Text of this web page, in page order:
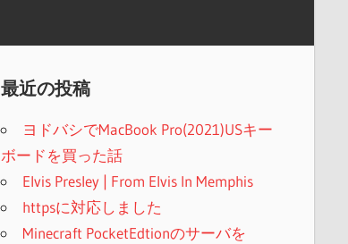
最近の投稿
ヨドバシでMacBook Pro(2021)USキー
ボードを買った話
Elvis Presley | From Elvis In Memphis
httpsに対応しました
Minecraft PocketEdtionのサーバを